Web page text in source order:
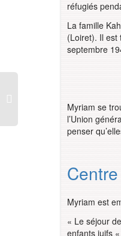
réfugiés
La famille
(Loiret). Il est
septembre
Myriam se
l’Union
penser
Myriam est
« Le séjour
enfants juifs